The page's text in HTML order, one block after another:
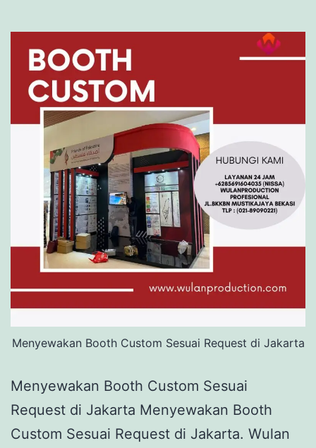
Menyewakan Booth Custom Sesuai Request di Jakarta
Menyewakan Booth Custom Sesuai
Request di Jakarta Menyewakan Booth
Custom Sesuai Request di Jakarta. Wulan